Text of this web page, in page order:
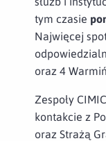
tym czasie
Najwięcej
oraz 4
Zespoły
kontakcie z
oraz Strażą